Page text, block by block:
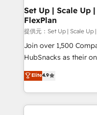
Award 🏆2020 Elite
Integrations HubSpot
Marketing
2018 Website Design
Website Design
Sales Enablement
Growth-Driven
Set Up | Scale Up
FlexPlan
提供元：Set Up | Scale Up
Join over 1,500
HubSnacks as their
Simple pay-as-you-go
1️⃣ Set Up |
HubSpot portals 2️⃣ Scale Up | 100% HubSpot Task
Execution... Global 24/7 ... All
Elite4.9